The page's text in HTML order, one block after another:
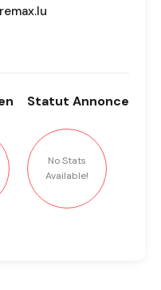
Statut Annonce
No Stats
Available!